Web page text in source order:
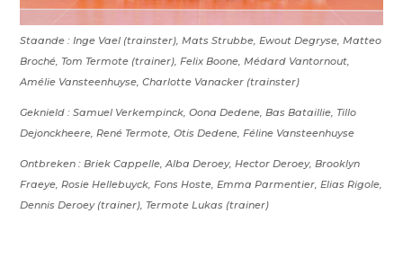
Staande : Inge Vael (trainster), Mats Strubbe, Ewout Degryse, Matteo
Broché, Tom Termote (trainer), Felix Boone, Médard Vantornout,
Amélie Vansteenhuyse, Charlotte Vanacker (trainster)
Geknield : Samuel Verkempinck, Oona Dedene, Bas Bataillie, Tillo
Dejonckheere, René Termote, Otis Dedene, Féline Vansteenhuyse
Ontbreken : Briek Cappelle, Alba Deroey, Hector Deroey, Brooklyn
Fraeye, Rosie Hellebuyck, Fons Hoste, Emma Parmentier, Elias Rigole,
Dennis Deroey (trainer), Termote Lukas (trainer)